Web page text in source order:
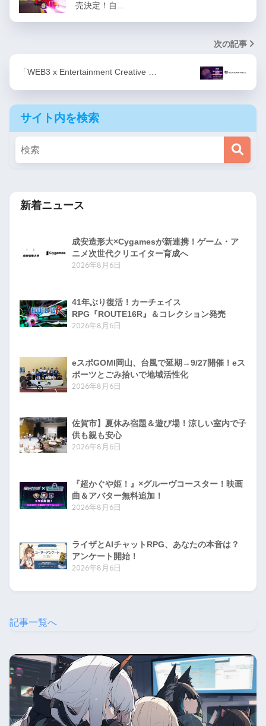
売決定！自…
次の記事
「WEB3 x Entertainment Creative …
サイト内を検索
新着ニュース
成安造形大×Cygamesが新連携！ゲーム・ア
ニメ次世代クリエイター育成へ
2026年8月6日
41年ぶり復活！カーチェイス
RPG『ROUTE16R』＆コレクション発売
2026年8月6日
eスポGOMI岡山、台風で延期→9/27開催！eス
ポーツとごみ拾いで地域活性化
2026年8月6日
佐賀市】夏休み宿題＆遊び場！涼しい室内で子
供も親も安心
2026年8月6日
『超かぐや姫！』×グルーヴコースター！映画
曲＆アバター無料追加！
2026年8月6日
ライザとAIチャットRPG、あなたの本音は？
アンケート開始！
2026年8月6日
記事一覧へ